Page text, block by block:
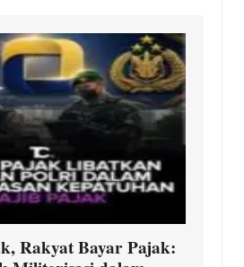
Rakyat Bayar Pajak: